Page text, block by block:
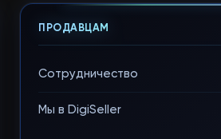
ПРОДАВЦАМ
Сотрудничество
Мы в DigiSeller